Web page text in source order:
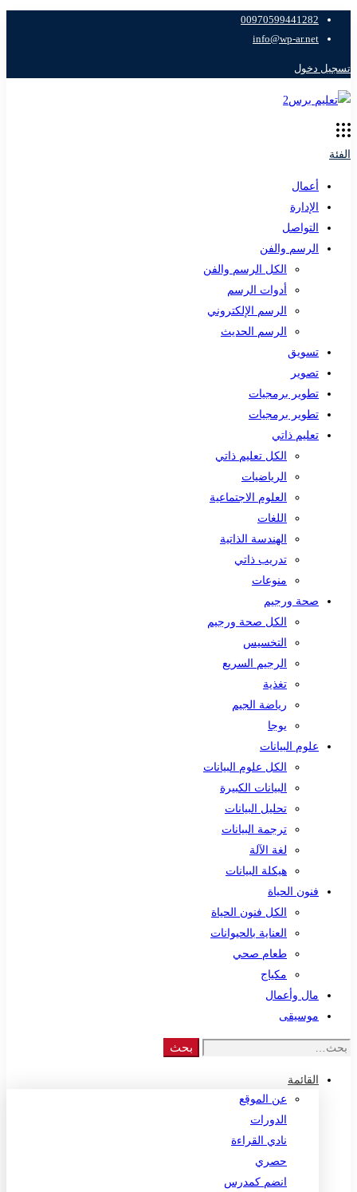
00970599441282
info@wp-ar.net
تسجيل دخول
الفئة
أعمال
الإدارة
التواصل
الرسم والفن
الكل الرسم والفن
أدوات الرسم
الرسم الإلكتروني
الرسم الحديث
تسويق
تصوير
تطوير برمجيات
تطوير برمجيات
تعليم ذاتي
الكل تعليم ذاتي
الرياضيات
العلوم الاجتماعية
اللغات
الهندسة الذاتية
تدريب ذاتي
منوعات
صحة ورجيم
الكل صحة ورجيم
التخسيس
الرجيم السريع
تغذية
رياضة الجيم
يوجا
علوم البيانات
الكل علوم البيانات
البيانات الكبيرة
تحليل البيانات
ترجمة البيانات
لغة الآلة
هيكلة البيانات
فنون الحياة
الكل فنون الحياة
العناية بالحيوانات
طعام صحي
مكياج
مال وأعمال
موسيقى
Search
بحث
القائمة
عن الموقع
الدورات
نادي القراءة
حصري
انضم كمدرس